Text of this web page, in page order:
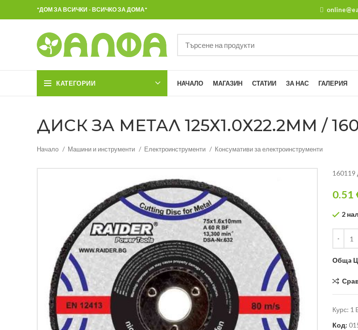
"ДОМ ЗА ВСИЧКИ - ВСИЧКО ЗА ДОМА"
КАТЕГОРИИ НАЧАЛО МАГАЗИН СТАТИИ ЗА НАС ГАЛЕРИЯ
ДИСК ЗА МЕТАЛ 125Х1.0Х22.2MM /
Начало Машини и инструменти Електроинструменти Консумативи за електроинструменти
0.51
2
Общa
Курс: 1
Код: